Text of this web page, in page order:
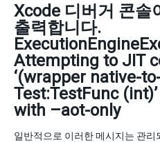
Xcode 디버거 콘솔
출력합니다.
Attempting to JIT
‘(wrapper native-
Test:TestFunc
with –aot-only
일반적으로 이러한 메시지는 관